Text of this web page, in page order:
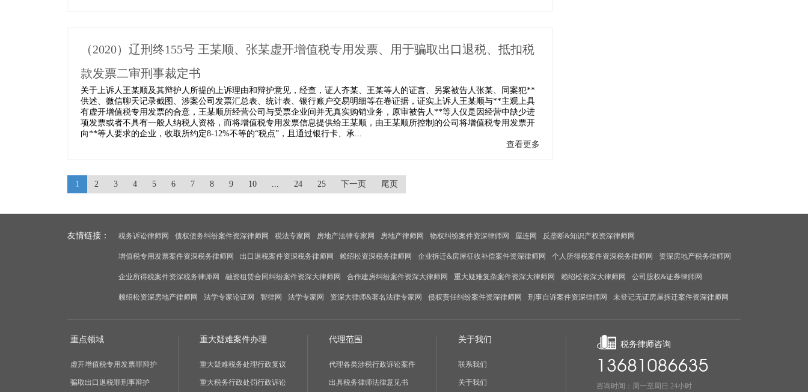
（2020）辽刑终155号 王某顺、张某虚开增值税专用发票、用于骗取出口退税、抵扣税
款发票二审刑事裁定书
关于上诉人王某顺及其辩护人所提的上诉理由和辩护意见，经查，证人齐某、王某等人的证言、另案被告人张某、同案犯**
供述、微信聊天记录截图、涉案公司发票汇总表、统计表、银行账户交易明细等在卷证据，证实上诉人王某顺与**主观上具
有虚开增值税专用发票的合意，王某顺所经营公司与受票企业间并无真实购销业务，原审被告人**等人仅是因经营中缺少进
项发票或者不具有一般人纳税人资格，而将增值税专用发票信息提供给王某顺，由王某顺所控制的公司将增值税专用发票开
向**等人要求的企业，收取所约定8-12%不等的“税点”，且通过银行卡、承...
查看更多
1 2 3 4 5 6 7 8 9 10 ... 24 25 下一页 尾页
友情链接： 税务诉讼律师网 债权债务纠纷案件资深律师网 税法专家网 房地产法律专家网 房地产律师网 物权纠纷案件资深律师网 屋连网 反垄断&知识产权资深律师网
增值税专用发票案件资深税务律师网 出口退税案件资深税务律师网 赖绍松资深税务律师网 企业拆迁&房屋征收补偿案件资深律师网 个人所得税案件资深税务律师网 资深房地产税务律师网
企业所得税案件资深税务律师网 融资租赁合同纠纷案件资深大律师网 合作建房纠纷案件资深大律师网 重大疑难复杂案件资深大律师网 赖绍松资深大律师网 公司股权&证券律师网
赖绍松资深房地产律师网 法学专家论证网 智律网 法学专家网 资深大律师&著名法律专家网 侵权责任纠纷案件资深律师网 刑事自诉案件资深律师网 未登记无证房屋拆迁案件资深律师网
重点领域
虚开增值税专用发票罪辩护
骗取出口退税罪刑事辩护
重大疑难案件办理
重大疑难税务处理行政复议
重大税务行政处罚行政诉讼
代理范围
代理各类涉税行政诉讼案件
出具税务律师法律意见书
关于我们
联系我们
关于我们
税务律师咨询
咨询时间：周一至周日 24小时